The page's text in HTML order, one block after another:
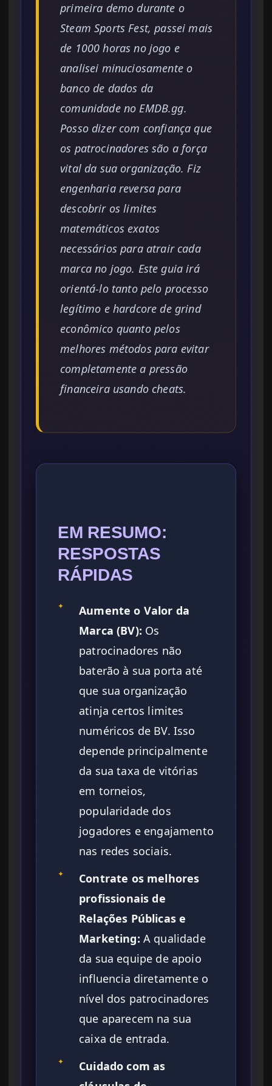
primeira demo durante o
Steam Sports Fest, passei mais
de 1000 horas no jogo e
analisei minuciosamente o
banco de dados da
comunidade no EMDB.gg.
Posso dizer com confiança que
os patrocinadores são a força
vital da sua organização. Fiz
engenharia reversa para
descobrir os limites
matemáticos exatos
necessários para atrair cada
marca no jogo. Este guia irá
orientá-lo tanto pelo processo
legítimo e hardcore de grind
econômico quanto pelos
melhores métodos para evitar
completamente a pressão
financeira usando cheats.
EM RESUMO:
RESPOSTAS
RÁPIDAS
✦
Aumente o Valor da
Marca (BV): Os
patrocinadores não
baterão à sua porta até
que sua organização
atinja certos limites
numéricos de BV. Isso
depende principalmente
da sua taxa de vitórias
em torneios,
popularidade dos
jogadores e engajamento
nas redes sociais.
✦
Contrate os melhores
profissionais de
Relações Públicas e
Marketing: A qualidade
da sua equipe de apoio
influencia diretamente o
nível dos patrocinadores
que aparecem na sua
caixa de entrada.
✦
Cuidado com as